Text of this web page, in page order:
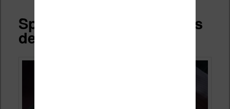
Spécifications techniques
de la Kobo Elipsa 2E